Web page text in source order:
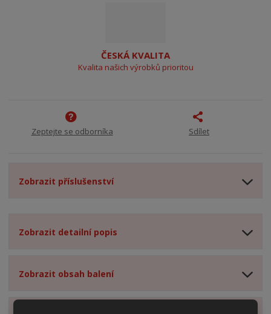
ČESKÁ KVALITA
Kvalita našich výrobků prioritou
Zeptejte se odborníka Sdílet
Zobrazit příslušenství
Zobrazit detailní popis
Zobrazit obsah balení